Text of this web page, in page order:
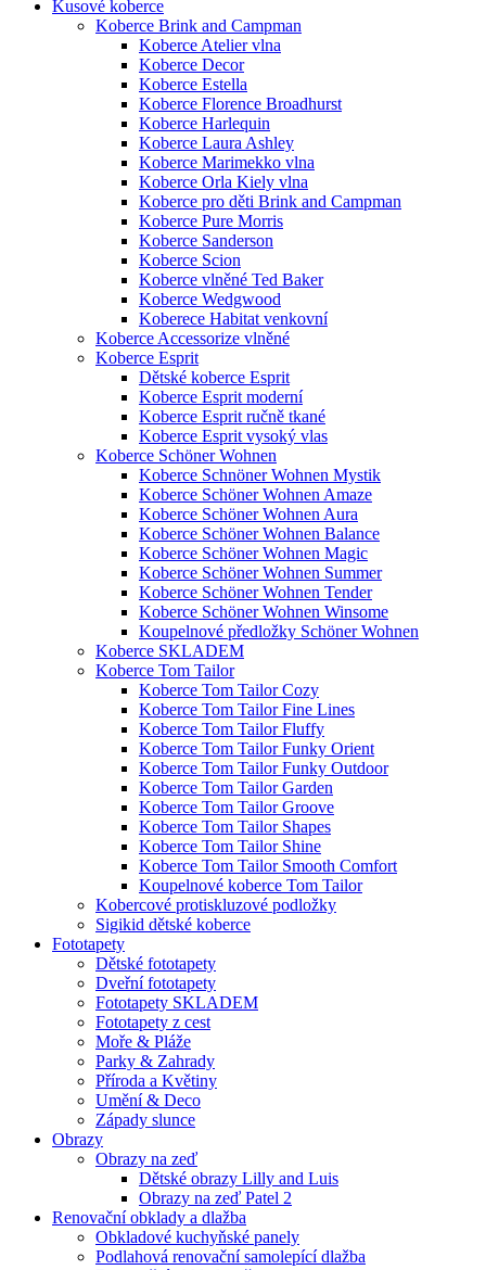
Kusové koberce
Koberce Brink and Campman
Koberce Atelier vlna
Koberce Decor
Koberce Estella
Koberce Florence Broadhurst
Koberce Harlequin
Koberce Laura Ashley
Koberce Marimekko vlna
Koberce Orla Kiely vlna
Koberce pro děti Brink and Campman
Koberce Pure Morris
Koberce Sanderson
Koberce Scion
Koberce vlněné Ted Baker
Koberce Wedgwood
Koberece Habitat venkovní
Koberce Accessorize vlněné
Koberce Esprit
Dětské koberce Esprit
Koberce Esprit moderní
Koberce Esprit ručně tkané
Koberce Esprit vysoký vlas
Koberce Schöner Wohnen
Koberce Schnöner Wohnen Mystik
Koberce Schöner Wohnen Amaze
Koberce Schöner Wohnen Aura
Koberce Schöner Wohnen Balance
Koberce Schöner Wohnen Magic
Koberce Schöner Wohnen Summer
Koberce Schöner Wohnen Tender
Koberce Schöner Wohnen Winsome
Koupelnové předložky Schöner Wohnen
Koberce SKLADEM
Koberce Tom Tailor
Koberce Tom Tailor Cozy
Koberce Tom Tailor Fine Lines
Koberce Tom Tailor Fluffy
Koberce Tom Tailor Funky Orient
Koberce Tom Tailor Funky Outdoor
Koberce Tom Tailor Garden
Koberce Tom Tailor Groove
Koberce Tom Tailor Shapes
Koberce Tom Tailor Shine
Koberce Tom Tailor Smooth Comfort
Koupelnové koberce Tom Tailor
Kobercové protiskluzové podložky
Sigikid dětské koberce
Fototapety
Dětské fototapety
Dveřní fototapety
Fototapety SKLADEM
Fototapety z cest
Moře & Pláže
Parky & Zahrady
Příroda a Květiny
Umění & Deco
Západy slunce
Obrazy
Obrazy na zeď
Dětské obrazy Lilly and Luis
Obrazy na zeď Patel 2
Renovační obklady a dlažba
Obkladové kuchyňské panely
Podlahová renovační samolepící dlažba